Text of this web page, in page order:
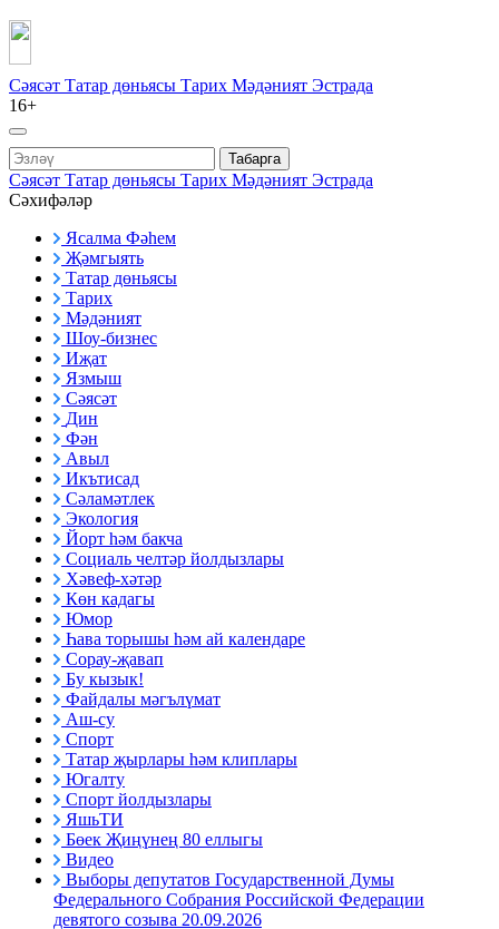
Сәясәт Татар дөньясы Тарих Мәдәният Эстрада
16+
Табарга
Сәясәт Татар дөньясы Тарих Мәдәният Эстрада
Сәхифәләр
Ясалма Фәһем
Җәмгыять
Татар дөньясы
Тарих
Мәдәният
Шоу-бизнес
Иҗат
Язмыш
Сәясәт
Дин
Фән
Авыл
Икътисад
Сәламәтлек
Экология
Йорт һәм бакча
Социаль челтәр йолдызлары
Хәвеф-хәтәр
Көн кадагы
Юмор
Һава торышы һәм ай календаре
Сорау-җавап
Бу кызык!
Файдалы мәгълүмат
Аш-су
Спорт
Татар җырлары һәм клиплары
Югалту
Спорт йолдызлары
ЯшьТИ
Бөек Җиңүнең 80 еллыгы
Видео
Выборы депутатов Государственной Думы
Федерального Собрания Российской Федерации
девятого созыва 20.09.2026